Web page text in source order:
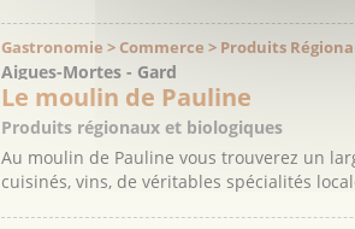
Gastronomie > Commerce > Produits
Aigues-Mortes - Gard
Le moulin de Pauline
Produits régionaux et biologiques
Au moulin de Pauline vous trouverez un
cuisinés, vins, de véritables spécialités